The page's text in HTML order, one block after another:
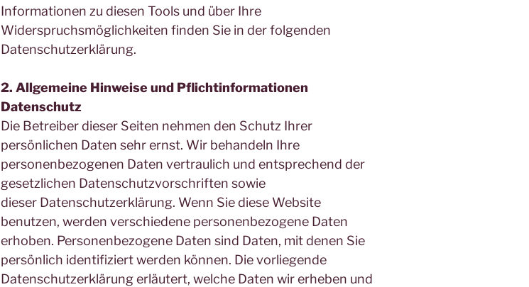
Informationen zu diesen Tools und über Ihre
Widerspruchsmöglichkeiten finden Sie in der folgenden
Datenschutzerklärung.
2. Allgemeine Hinweise und Pflichtinformationen
Datenschutz
Die Betreiber dieser Seiten nehmen den Schutz Ihrer
persönlichen Daten sehr ernst. Wir behandeln Ihre
personenbezogenen Daten vertraulich und entsprechend der
gesetzlichen Datenschutzvorschriften sowie
dieser Datenschutzerklärung. Wenn Sie diese Website
benutzen, werden verschiedene personenbezogene Daten
erhoben. Personenbezogene Daten sind Daten, mit denen Sie
persönlich identifiziert werden können. Die vorliegende
Datenschutzerklärung erläutert, welche Daten wir erheben und